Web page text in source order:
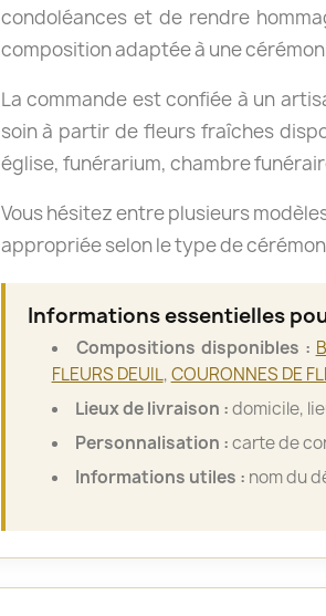
condoléances et de rendre
composition adaptée à une
La commande est confiée à un
soin à partir de fleurs fraîches
église, funérarium, chambre
Vous hésitez entre plusieurs
appropriée selon le type de
Informations essentielles
Compositions disponibles :
FLEURS DEUIL,COURONNES DE
Lieux de livraison :domicile,
Personnalisation :carte de
Informations utiles : nom du